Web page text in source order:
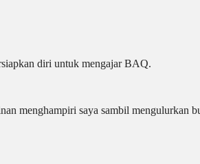
diri untuk mengajar BAQ.
menghampiri saya sambil mengulurkan